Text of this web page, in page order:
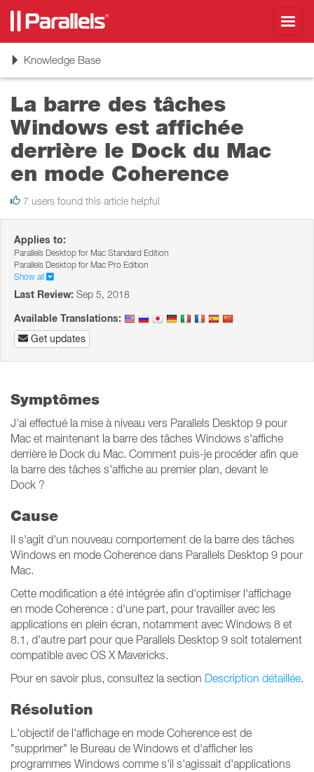
ToggleKnowledge Base
La barre des tâches
Windows est affichée
derrière le Dock du Mac
en mode Coherence
7 users found this article helpful
Applies to:
Parallels Desktop for Mac Standard Edition
Parallels Desktop for Mac Pro Edition
Show all
Last Review: Sep 5, 2018
Available Translations:
Get updates
Symptômes
J'ai effectué la mise à niveau vers Parallels Desktop 9 pour
Mac et maintenant la barre des tâches Windows s'affiche
derrière le Dock du Mac. Comment puis-je procéder afin que
la barre des tâches s'affiche au premier plan, devant le
Dock ?
Cause
Il s'agit d'un nouveau comportement de la barre des tâches
Windows en mode Coherence dans Parallels Desktop 9 pour
Mac.
Cette modification a été intégrée afin d'optimiser l'affichage
en mode Coherence : d'une part, pour travailler avec les
applications en plein écran, notamment avec Windows 8 et
8.1, d'autre part pour que Parallels Desktop 9 soit totalement
compatible avec OS X Mavericks.
Pour en savoir plus, consultez la section Description détaillée.
Résolution
L'objectif de l'affichage en mode Coherence est de
"supprimer" le Bureau de Windows et d'afficher les
programmes Windows comme s'il s'agissait d'applications